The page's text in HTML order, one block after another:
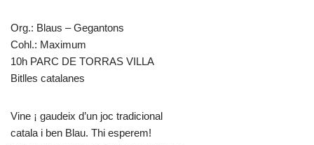
Org.: Blaus – Gegantons
Cohl.: Maximum
10h PARC DE TORRAS VILLA
Bitlles catalanes
Vine ¡ gaudeix d’un joc tradicional
catala i ben Blau. Thi esperem!